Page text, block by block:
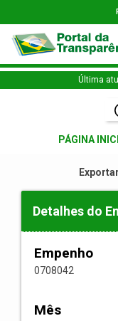
Última
PÁGINA
Detalhes do
Empenho
0708042
Mês